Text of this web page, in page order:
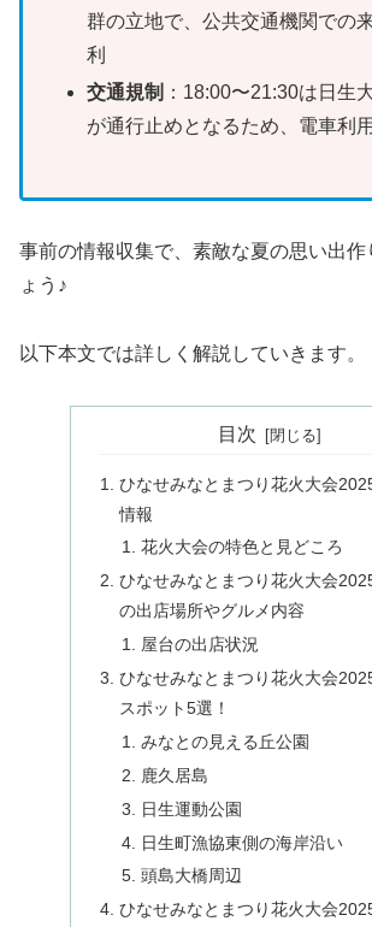
群の立地で、公共交通機関での
利
交通規制 ：18:00〜21:30は日生
が通行止めとなるため、電車利
事前の情報収集で、素敵な夏の思い出作
ょう♪
以下本文では詳しく解説していきます。
目次
ひなせみなとまつり花火大会
情報
花火大会の特色と見どころ
ひなせみなとまつり花火大会
の出店場所やグルメ内容
屋台の出店状況
ひなせみなとまつり花火大会
スポット5選！
みなとの見える丘公園
鹿久居島
日生運動公園
日生町漁協東側の海岸沿い
頭島大橋周辺
ひなせみなとまつり花火大会